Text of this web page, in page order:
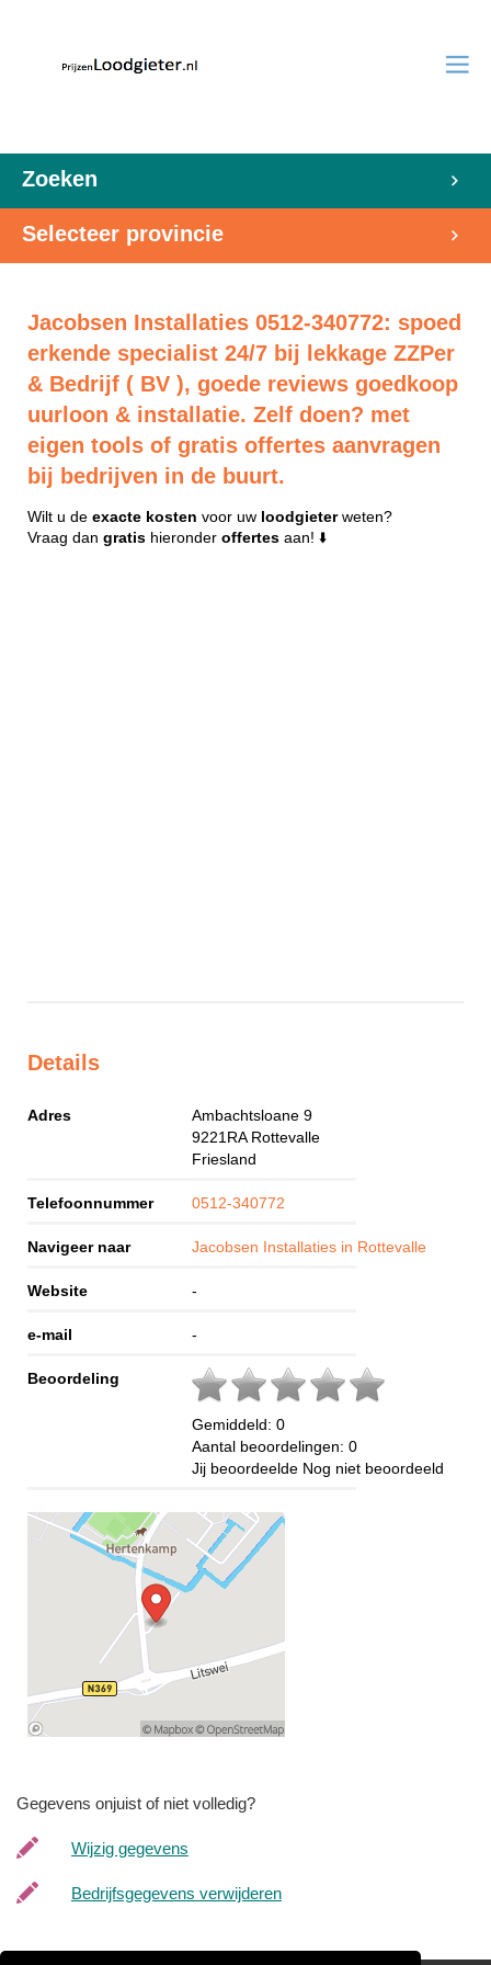
Zoeken
Selecteer provincie
Jacobsen Installaties 0512-340772: spoed
erkende specialist 24/7 bij lekkage ZZPer
& Bedrijf ( BV ), goede reviews goedkoop
uurloon & installatie. Zelf doen? met
eigen tools of gratis offertes aanvragen
bij bedrijven in de buurt.
Wilt u de exacte kosten voor uw loodgieterweten?
Vraag dan gratis hieronder offertes aan! ⬇️
Details
Adres
Ambachtsloane 9
9221RA Rottevalle
Friesland
Telefoonnummer 0512-340772
Navigeer naar Jacobsen Installaties in Rottevalle
Website -
e-mail -
Beoordeling
Gemiddeld: 0
Aantal beoordelingen: 0
Jij beoordeelde Nog niet beoordeeld
Gegevens onjuist of niet volledig?
Wijzig gegevens
Bedrijfsgegevens verwijderen